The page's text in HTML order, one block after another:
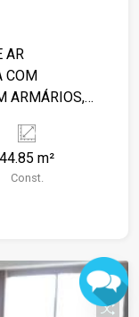
AR
COM
ARMÁRIOS,
44.85 m²
Const.